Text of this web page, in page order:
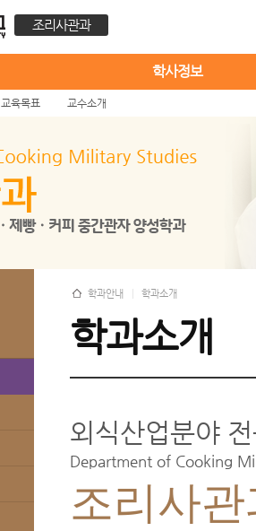
조리사관과
교육목표 교수소개
학사정보
학과안내 학과소개
학과소개
외식산업분야
Department of Cooking
조리사관